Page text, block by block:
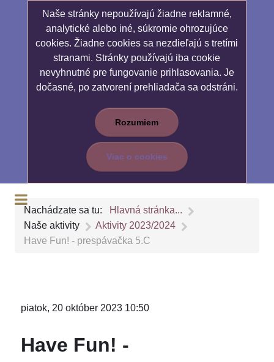
Naše stránky nepoužívajú žiadne reklamné,
analytické alebo iné, súkromie ohrozujúce
cookies. Žiadne cookies sa nezdieľajú s tretími
stranami. Stránky používajú iba cookie
nevyhnutné pre fungovanie prihlasovania. Je
dočasné, po zatvorení prehliadača sa odstráni.
Rozumiem
Viac o cookies
Nachádzate sa tu:
Hlavná stránka...
Naše aktivity
Aktivity 2023/2024
Have Fun! - prespávačka 5.C
piatok, 20 október 2023 10:50
Have Fun! -